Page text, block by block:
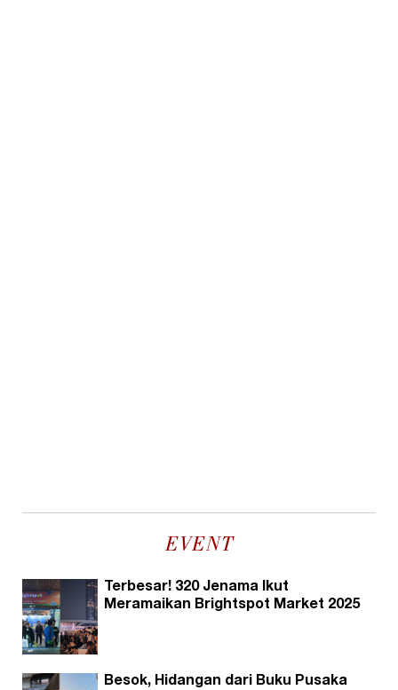
EVENT
Terbesar! 320 Jenama Ikut
Meramaikan Brightspot Market 2025
Besok, Hidangan dari Buku Pusaka